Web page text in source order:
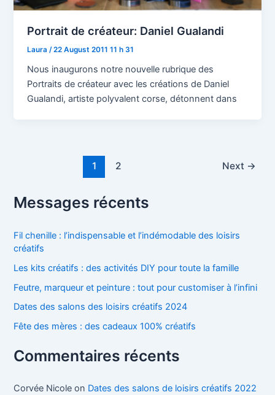
Portrait de créateur: Daniel Gualandi
Laura /22 August 2011 11 h 31
Nous inaugurons notre nouvelle rubrique des
Portraits de créateur avec les créations de Daniel
Gualandi, artiste polyvalent corse, détonnent dans
1 2 Next →
Messages récents
Fil chenille : l’indispensable et l’indémodable des loisirs
créatifs
Les kits créatifs : des activités DIY pour toute la famille
Feutre, marqueur et peinture : tout pour customiser à l’infini
Dates des salons des loisirs créatifs 2024
Fête des mères : des cadeaux 100% créatifs
Commentaires récents
Corvée Nicole on Dates des salons de loisirs créatifs 2022